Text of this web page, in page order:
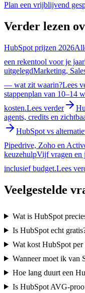
Plan een vrijblijvend
Verder lezen
HubSpot prijzen 2026
een rekentool voor je
uitgelegdMarketing,
— wat zit waarin?Lees
stappenplan van 10–14
kosten.Lees verder
agents, credits en
HubSpot vs
Pipedrive, Zoho en
keuzehulpVijf vragen en
inclusief budget.Lees
Veelgestelde
Wat is HubSpot
Is HubSpot echt
Wat kost HubSpot per
Wanneer moet ik van
Hoe lang duurt een
Is HubSpot AVG-